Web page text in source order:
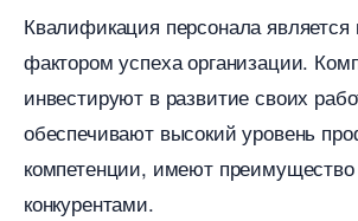
Квалификация персонала
фактором успеха организации.​
инвестируют в развитие своих
обеспечивают высокий уровень
компетенции, имеют
конкурентами.​